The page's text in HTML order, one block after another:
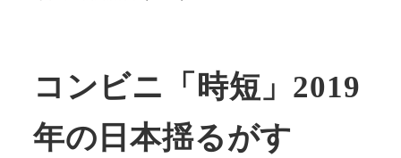
コンビニ「時短」2019
年の日本揺るがす